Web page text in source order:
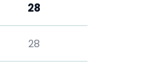
28
28